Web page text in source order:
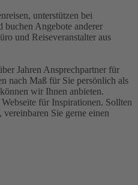
unterstützen bei
buchen Angebote anderer
und Reiseveranstalter aus
Jahren Ansprechpartner für
nach Maß für Sie persönlich als
wir Ihnen anbieten.
für Inspirationen. Sollten
vereinbaren Sie gerne einen